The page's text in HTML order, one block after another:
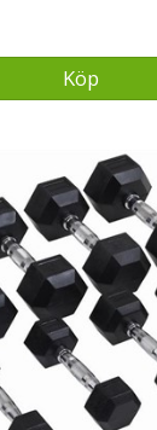
Köp